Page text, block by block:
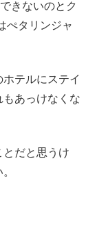
きないのとク
ぺタリンジャ
テルにステイ
あっけなくな
だと思うけ